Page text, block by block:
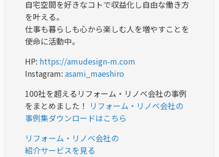
自宅空間を好きなコトで収益化し自由な働き方
を叶える。
仕事も暮らしも心から楽しむ人を増やすことを
使命に活動中。
HP: https://amudesign-m.com
Instagram: asami_maeshiro
100社を超えるリフォーム・リノベ会社の事例
をまとめました！ リフォーム・リノベ会社の
事例集ダウンロードはこちら
リフォーム・リノベ会社の
紹介サービスを見る